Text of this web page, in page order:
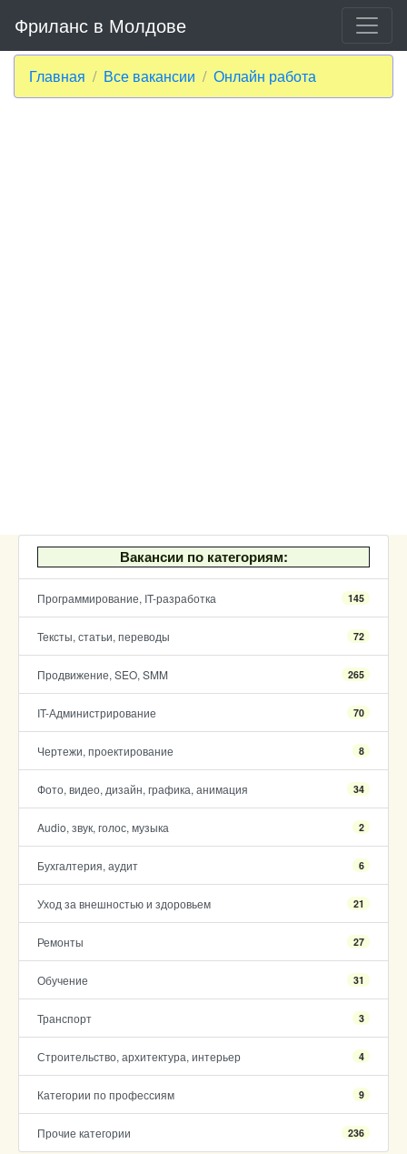
Фриланс в Молдове
Главная Все вакансии Онлайн работа
Вакансии по категориям:
Программирование, IT-разработка 145
Тексты, статьи, переводы 72
Продвижение, SEO, SMM 265
IT-Администрирование 70
Чертежи, проектирование 8
Фото, видео, дизайн, графика, анимация 34
Audio, звук, голос, музыка 2
Бухгалтерия, аудит 6
Уход за внешностью и здоровьем 21
Ремонты 27
Обучение 31
Транспорт 3
Строительство, архитектура, интерьер 4
Категории по профессиям 9
Прочие категории 236